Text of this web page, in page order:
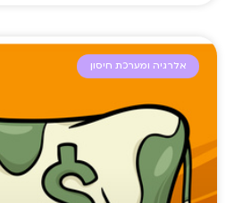
אלרגיה ומערכת חיסון